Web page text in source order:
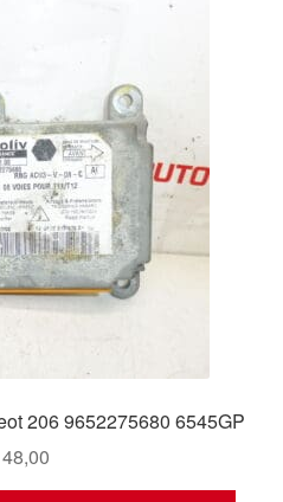
206 9652275680 6545GP